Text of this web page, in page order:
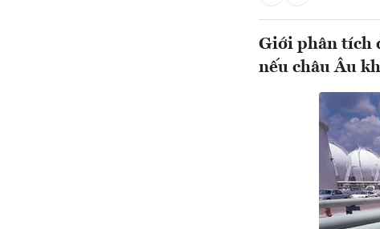
Giới phân tích
nếu châu Âu